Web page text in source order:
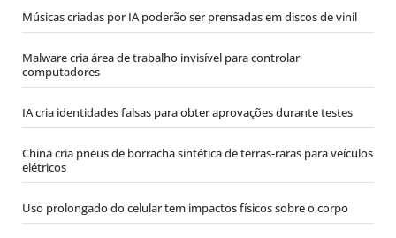
Músicas criadas por IA poderão ser prensadas em discos de vinil
Malware cria área de trabalho invisível para controlar
computadores
IA cria identidades falsas para obter aprovações durante testes
China cria pneus de borracha sintética de terras-raras para veículos
elétricos
Uso prolongado do celular tem impactos físicos sobre o corpo